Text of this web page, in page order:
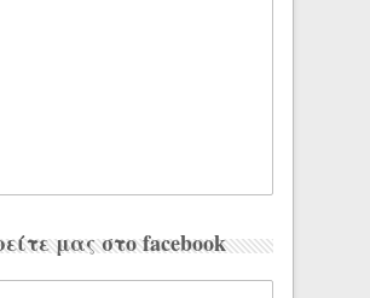
μας στο facebook